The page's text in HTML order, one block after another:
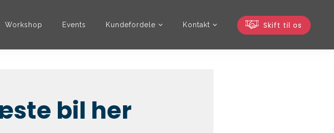
Workshop Events Kundefordele Kontakt Skift til os
bil her